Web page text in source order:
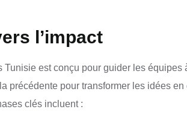
l’impact
Tunisie est conçu pour guider les
précédente pour transformer les idées
clés incluent :